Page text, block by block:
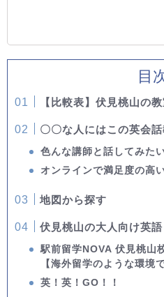
目
【比較表】伏見桃山の
〇〇な人にはこの英会話
色んな講師と話してみたい
オンラインで満足度の高
地図から探す
伏見桃山の大人向け英
駅前留学NOVA 伏見桃山
【海外留学のような環境
英！英！GO！！